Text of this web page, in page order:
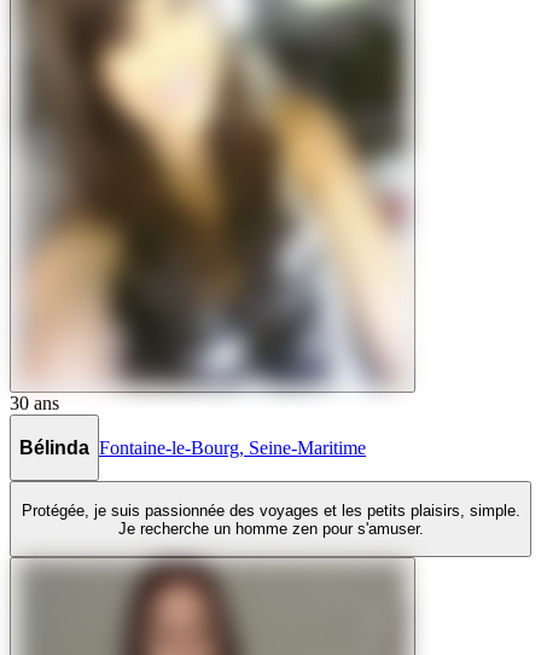
30 ans
Bélinda Fontaine-le-Bourg, Seine-Maritime
Protégée, je suis passionnée des voyages et les petits plaisirs, simple.
Je recherche un homme zen pour s'amuser.